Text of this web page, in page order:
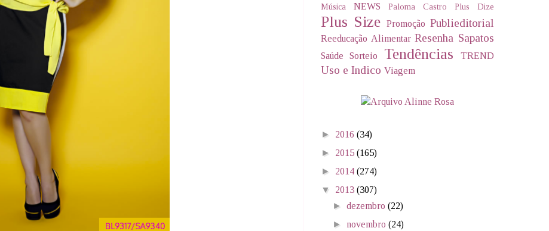
Música NEWS Paloma Castro Plus Dize
Plus Size Promoção Publieditorial
Reeducação Alimentar Resenha Sapatos
Saúde Sorteio Tendências TREND
Uso e Indico Viagem
► 2016 (34)
► 2015 (165)
► 2014 (274)
▼ 2013 (307)
►dezembro(22)
► novembro(24)